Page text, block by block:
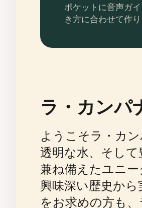
ポケットに音声ガ
き方に合わせて作り
ラ・カンパ
ようこそラ・カ
透明な水、そし
兼ね備えたユニ
興味深い歴史か
をお求めの方も